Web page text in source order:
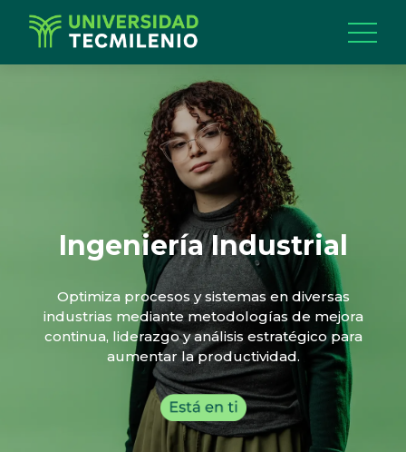
Ingeniería Industrial
Optimiza procesos y sistemas en diversas
industrias mediante metodologías de mejora
continua, liderazgo y análisis estratégico para
aumentar la productividad.